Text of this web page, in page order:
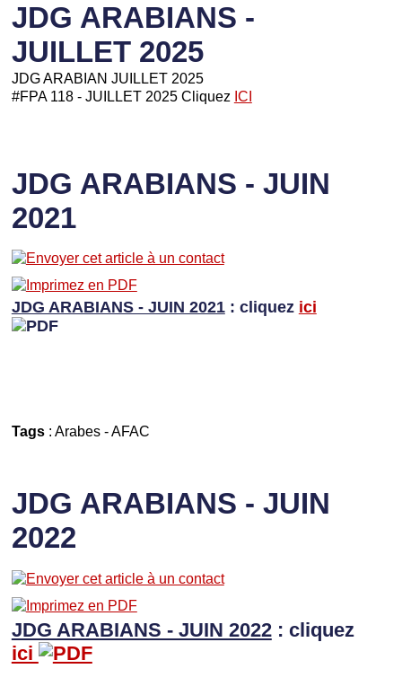
JDG ARABIANS -
JUILLET 2025
JDG ARABIAN JUILLET 2025
#FPA 118 - JUILLET 2025 Cliquez ICI
JDG ARABIANS - JUIN
2021
JDG ARABIANS - JUIN 2021: cliquez ici
Tags: Arabes-AFAC
JDG ARABIANS - JUIN
2022
JDG ARABIANS - JUIN 2022: cliquez
ici